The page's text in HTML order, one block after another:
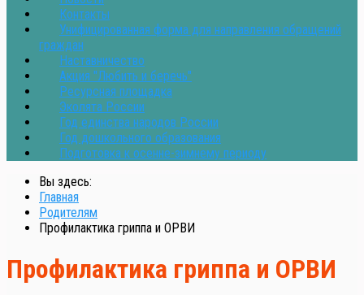
Контакты
Унифицированная форма для направления обращений
граждан
Наставничество
Акция "Любить и беречь"
Ресурсная площадка
Эколята России
Год единства народов России
Год дошкольного образования
Подготовка к осенне-зимнему периоду
Вы здесь:
Главная
Родителям
Профилактика гриппа и ОРВИ
Профилактика гриппа и ОРВИ